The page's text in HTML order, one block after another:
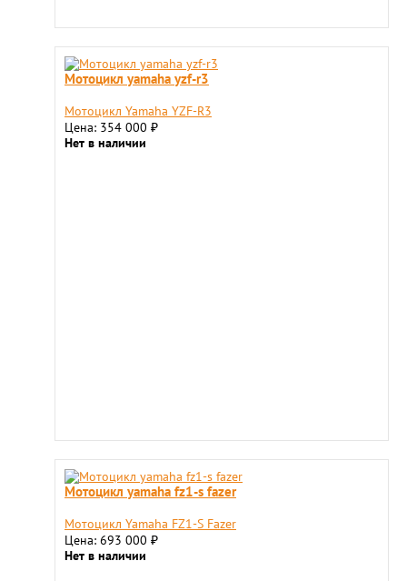
Мотоцикл yamaha yzf-r3
Мотоцикл Yamaha YZF-R3
Цена: 354 000 ₽
Нет в наличии
Мотоцикл yamaha fz1-s fazer
Мотоцикл Yamaha FZ1-S Fazer
Цена: 693 000 ₽
Нет в наличии